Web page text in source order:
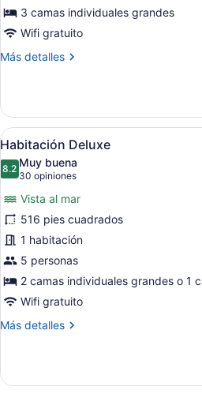
3 camas individuales grandes
Wifi gratuito
Más detalles
Más
triple
Abrir
todas
las
fotos
de
Habitación
Deluxe
12
Habitación Deluxe
8.28.2 de 10
Muy buena
30 opiniones
(30
opiniones)
Vista al mar
516 pies cuadrados
1 habitación
5 personas
2 camas individuales grandes o 1
Wifi gratuito
Más detalles
Más
Deluxe